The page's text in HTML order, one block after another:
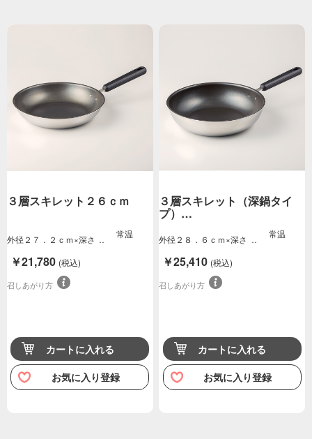
３層スキレット２６ｃｍ
外径２７．２ｃｍ×深さ
常温
￥21,780 (税込)
召しあがり方
カートに入れる
お気に入り登録
３層スキレット（深鍋タイ
プ）…
外径２８．６ｃｍ×深さ
常温
￥25,410 (税込)
召しあがり方
カートに入れる
お気に入り登録